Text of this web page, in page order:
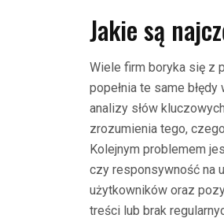
Jakie są
Wiele firm boryka się z
popełnia te same
analizy słów
zrozumienia tego,
Kolejnym problemem
czy responsywność na
użytkowników oraz
treści lub brak